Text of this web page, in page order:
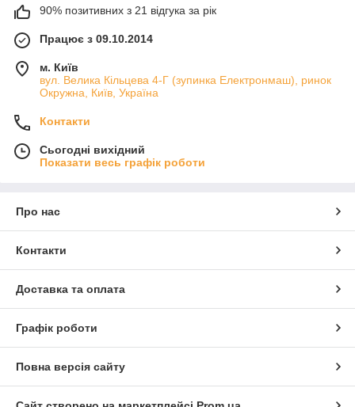
90% позитивних з 21 відгука за рік
Працює з 09.10.2014
м. Київ
вул. Велика Кільцева 4-Г (зупинка Електронмаш), ринок
Окружна, Київ, Україна
Контакти
Сьогодні вихідний
Показати весь графік роботи
Про нас
Контакти
Доставка та оплата
Графік роботи
Повна версія сайту